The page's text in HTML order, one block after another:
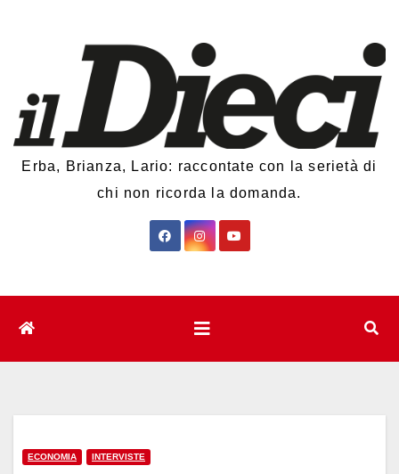
Erba, Brianza, Lario: raccontate con la serietà di
chi non ricorda la domanda.
ECONOMIA INTERVISTE